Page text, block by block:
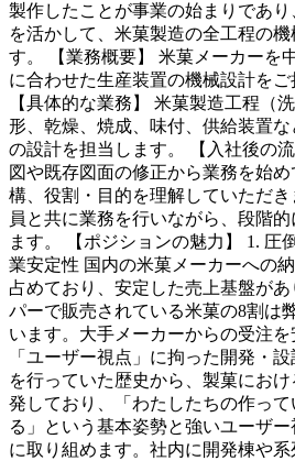
製作したことが事業の始まりであ
を活かして、米菓製造の全工程の
す。 【業務概要】 米菓メーカーを
に合わせた生産装置の機械設計をご
【具体的な業務】 米菓製造工程（
形、乾燥、焼成、味付、供給装置
の設計を担当します。 【入社後の
図や既存図面の修正から業務を始
構、役割・目的を理解していただ
員と共に業務を行いながら、段階
ます。 【ポジションの魅力】 1. 圧
業安定性 国内の米菓メーカーへの
占めており、安定した売上基盤が
パーで販売されている米菓の8割は
います。大手メーカーからの受注
「ユーザー視点」に拘った開発・
を行っていた歴史から、製菓にお
発しており、「わたしたちの作っ
る」という基本姿勢と強いユーザ
に取り組めます。社内に開発棟や